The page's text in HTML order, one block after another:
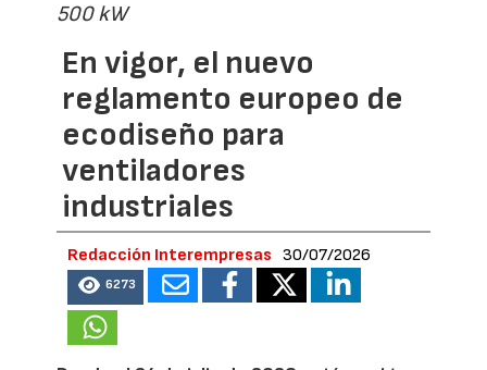
500 kW
En vigor, el nuevo
reglamento europeo de
ecodiseño para
ventiladores
industriales
Redacción Interempresas 30/07/2026
6273